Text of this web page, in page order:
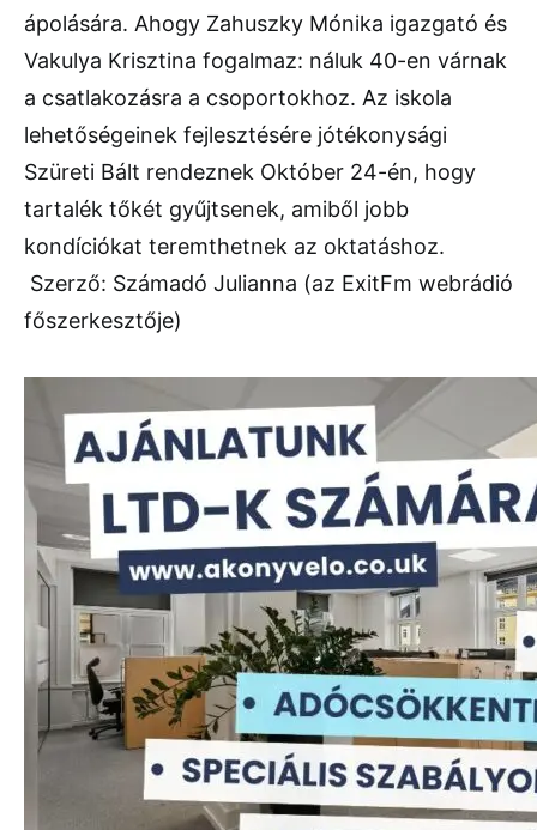
ápolására. Ahogy Zahuszky Mónika igazgató és
Vakulya Krisztina fogalmaz: náluk 40-en várnak
a csatlakozásra a csoportokhoz. Az iskola
lehetőségeinek fejlesztésére jótékonysági
Szüreti Bált rendeznek Október 24-én, hogy
tartalék tőkét gyűjtsenek, amiből jobb
kondíciókat teremthetnek az oktatáshoz.
Szerző: Számadó Julianna (az ExitFm webrádió
főszerkesztője)